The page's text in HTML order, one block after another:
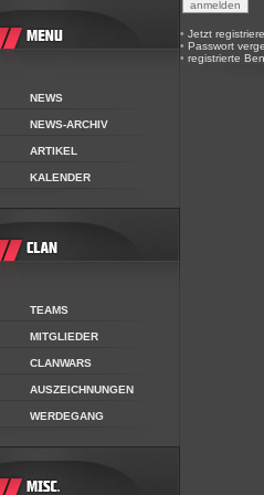
NEWS
NEWS-ARCHIV
ARTIKEL
KALENDER
TEAMS
MITGLIEDER
CLANWARS
AUSZEICHNUNGEN
WERDEGANG
• Jetzt
• Passwort
• registrierte